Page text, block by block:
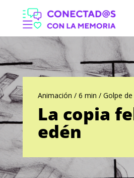
Animación / 6 min / Golpe de
La copia
edén